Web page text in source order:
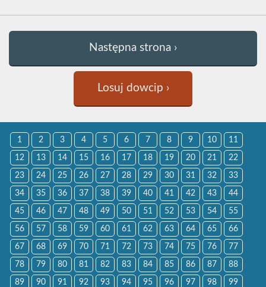
Następna strona ›
Losuj dowcip ›
1 2 3 4 5 6 7 8 9 10 11
12 13 14 15 16 17 18 19 20 21 22
23 24 25 26 27 28 29 30 31 32 33
34 35 36 37 38 39 40 41 42 43 44
45 46 47 48 49 50 51 52 53 54 55
56 57 58 59 60 61 62 63 64 65 66
67 68 69 70 71 72 73 74 75 76 77
78 79 80 81 82 83 84 85 86 87 88
89 90 91 92 93 94 95 96 97 98 99